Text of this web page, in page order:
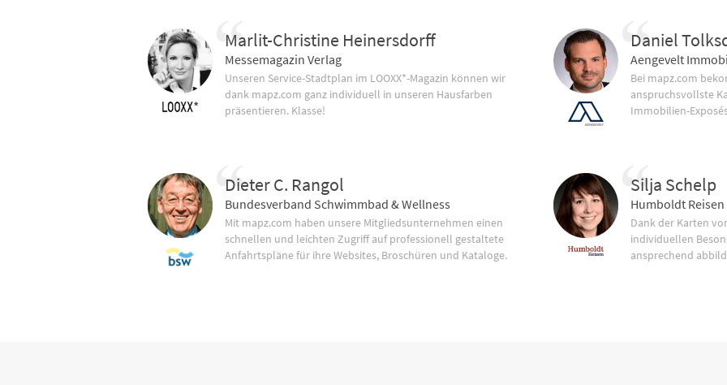
Marlit-Christine Heinersdorff
Messemagazin Verlag
Unseren Service-Stadtplan im LOOXX*-Magazin können wir
dank mapz.com ganz individuell in unseren Hausfarben
präsentieren. Klasse!
Dieter C. Rangol
Bundesverband Schwimmbad & Wellness
Mit mapz.com haben unsere Mitgliedsunternehmen einen
schnellen und leichten Zugriff auf professionell gestaltete
Anfahrtspläne für ihre Websites, Broschüren und Kataloge.
Daniel
Aengevelt
Bei mapz.com
anspruchsvollste
Immobilien-
Silja Schelp
Humboldt Reisen
Dank der Karten
individuellen
ansprechend